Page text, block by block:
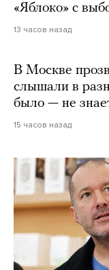
«Яблоко» с
13 часов назад
В Москве
слышали в
было — не
15 часов назад